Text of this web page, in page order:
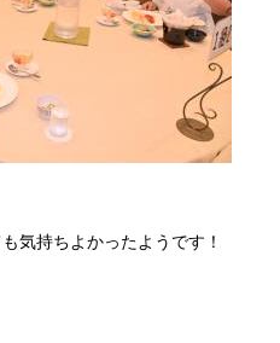
気持ちよかったようです！